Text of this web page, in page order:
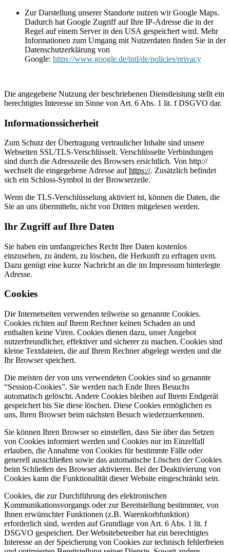
Zur Darstellung unserer Standorte nutzen wir Google Maps.
Dadurch hat Google Zugriff auf Ihre IP-Adresse die in der
Regel auf einem Server in den USA gespeichert wird. Mehr
Informationen zum Umgang mit Nutzerdaten finden Sie in der
Datenschutzerklärung von
Google: https://www.google.de/intl/de/policies/privacy
Die angegebene Nutzung der beschriebenen Dienstleistung stellt ein
berechtigtes Interesse im Sinne von Art. 6 Abs. 1 lit. f DSGVO dar.
Informationssicherheit
Zum Schutz der Übertragung vertraulicher Inhalte sind unsere
Webseiten SSL/TLS-Verschlüsselt. Verschlüsselte Verbindungen
sind durch die Adresszeile des Browsers ersichtlich. Von http://
wechselt die eingegebene Adresse aufhttps://. Zusätzlich befindet
sich ein Schloss-Symbol in der Browserzeile.
Wenn die TLS-Verschlüsselung aktiviert ist, können die Daten, die
Sie an uns übermitteln, nicht von Dritten mitgelesen werden.
Ihr Zugriff auf Ihre Daten
Sie haben ein umfangreiches Recht Ihre Daten kostenlos
einzusehen, zu ändern, zu löschen, die Herkunft zu erfragen uvm.
Dazu genügt eine kurze Nachricht an die im Impressum hinterlegte
Adresse.
Cookies
Die Internetseiten verwenden teilweise so genannte Cookies.
Cookies richten auf Ihrem Rechner keinen Schaden an und
enthalten keine Viren. Cookies dienen dazu, unser Angebot
nutzerfreundlicher, effektiver und sicherer zu machen. Cookies sind
kleine Textdateien, die auf Ihrem Rechner abgelegt werden und die
Ihr Browser speichert.
Die meisten der von uns verwendeten Cookies sind so genannte
“Session-Cookies”. Sie werden nach Ende Ihres Besuchs
automatisch gelöscht. Andere Cookies bleiben auf Ihrem Endgerät
gespeichert bis Sie diese löschen. Diese Cookies ermöglichen es
uns, Ihren Browser beim nächsten Besuch wiederzuerkennen.
Sie können Ihren Browser so einstellen, dass Sie über das Setzen
von Cookies informiert werden und Cookies nur im Einzelfall
erlauben, die Annahme von Cookies für bestimmte Fälle oder
generell ausschließen sowie das automatische Löschen der Cookies
beim Schließen des Browser aktivieren. Bei der Deaktivierung von
Cookies kann die Funktionalität dieser Website eingeschränkt sein.
Cookies, die zur Durchführung des elektronischen
Kommunikationsvorgangs oder zur Bereitstellung bestimmter, von
Ihnen erwünschter Funktionen (z.B. Warenkorbfunktion)
erforderlich sind, werden auf Grundlage von Art. 6 Abs. 1 lit. f
DSGVO gespeichert. Der Websitebetreiber hat ein berechtigtes
Interesse an der Speicherung von Cookies zur technisch fehlerfreien